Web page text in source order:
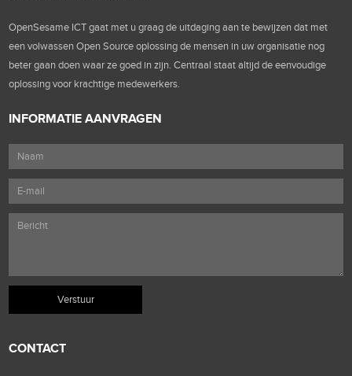
OpenSesame ICT gaat met u graag de uitdaging aan te bewijzen dat met
een volwassen Open Source oplossing de mensen in uw organisatie nog
beter gaan doen waar ze goed in zijn. Centraal staat altijd de eenvoudige
oplossing voor krachtige medewerkers.
INFORMATIE AANVRAGEN
CONTACT